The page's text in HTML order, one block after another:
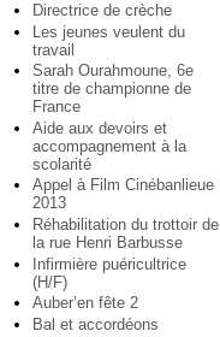
Directrice de crèche
Les jeunes veulent du
travail
Sarah Ourahmoune, 6e
titre de championne de
France
Aide aux devoirs et
accompagnement à la
scolarité
Appel à Film Cinébanlieue
2013
Réhabilitation du trottoir de
la rue Henri Barbusse
Infirmière puéricultrice
(H/F)
Auber’en fête 2
Bal et accordéons